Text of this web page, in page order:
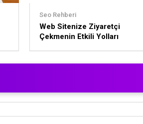
Seo Rehberi
Web Sitenize Ziyaretçi
Çekmenin Etkili Yolları